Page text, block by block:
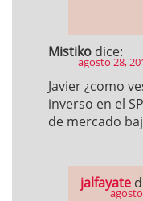
Mistiko dice:
agosto 28,
Javier ¿como
inverso en el
de mercado
jalfayate